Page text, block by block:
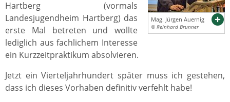
Mag. Jürgen Auernig
© Reinhard Brunner
Hartberg (vormals
Landesjugendheim Hartberg) das
erste Mal betreten und wollte
lediglich aus fachlichem Interesse
ein Kurzzeitpraktikum absolvieren.
Jetzt ein Vierteljahrhundert später muss ich gestehen,
dass ich dieses Vorhaben definitiv verfehlt habe!